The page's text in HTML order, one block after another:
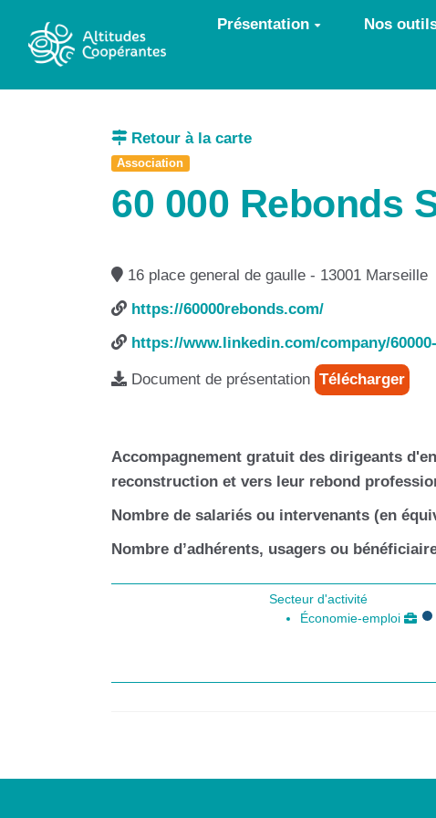
Aller au contenu principal Présentation Nos
Retour à la carte
Association
60 000 Rebonds
16 place general de gaulle - 13001 Marseille
https://60000rebonds.com/
https://www.linkedin.com/company/
Document de présentation Télécharger
Accompagnement gratuit des dirigeants
reconstruction et vers leur rebond
Nombre de salariés ou intervenants (en
Nombre d’adhérents, usagers ou
Secteur d'activité
Économie-emploi